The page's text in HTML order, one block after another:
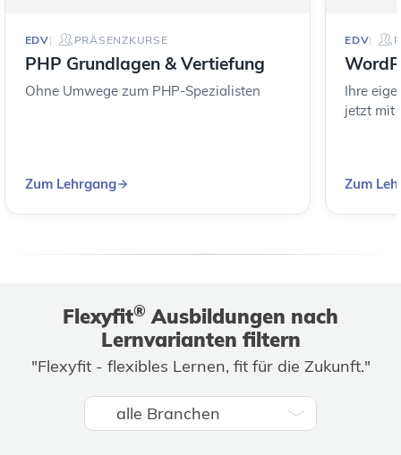
EDV PRÄSENZKURSE
PHP Grundlagen & Vertiefung
Ohne Umwege zum PHP-Spezialisten
Zum Lehrgang
EDV
Ihre
jetzt mit
Zum
Flexyfit® Ausbildungen nach
Lernvarianten filtern
"Flexyfit - flexibles Lernen, fit für die Zukunft."